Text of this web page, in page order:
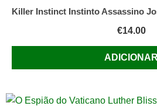
Killer Instinct Instinto Assassino
€14.00
ADICIONAR